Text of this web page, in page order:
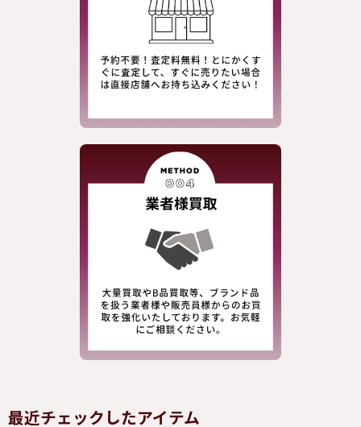
最近チェックしたアイテム